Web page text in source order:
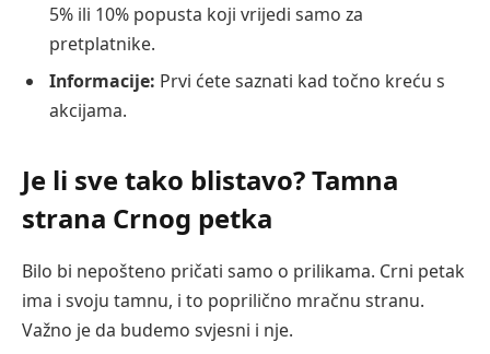
5% ili 10% popusta koji vrijedi samo za
pretplatnike.
Informacije: Prvi ćete saznati kad točno kreću s
akcijama.
Je li sve tako blistavo? Tamna
strana Crnog petka
Bilo bi nepošteno pričati samo o prilikama. Crni petak
ima i svoju tamnu, i to poprilično mračnu stranu.
Važno je da budemo svjesni i nje.